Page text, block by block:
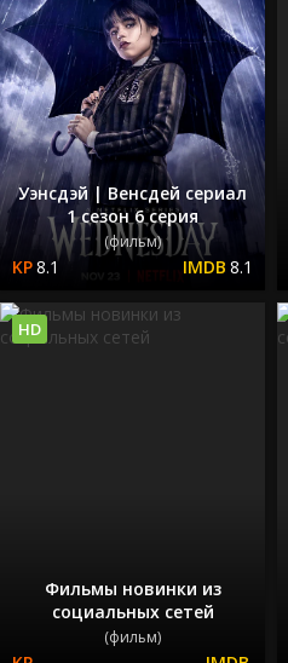
Уэнсдэй | Венсдей сериал
1 сезон 6 серия
(фильм)
8.1 8.1
Фильмы новинки из
социальных сетей
(фильм)
HD